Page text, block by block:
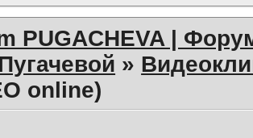
PUGACHEVA |
»
online)